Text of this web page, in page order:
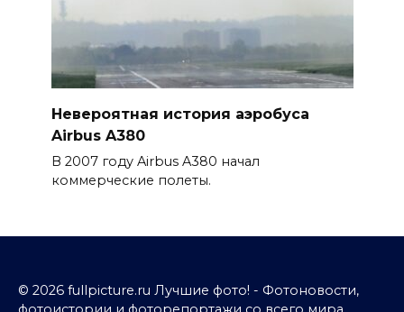
Невероятная история аэробуса
Airbus A380
В 2007 году Airbus A380 начал
коммерческие полеты.
© 2026 fullpicture.ru Лучшие фото! - Фотоновости,